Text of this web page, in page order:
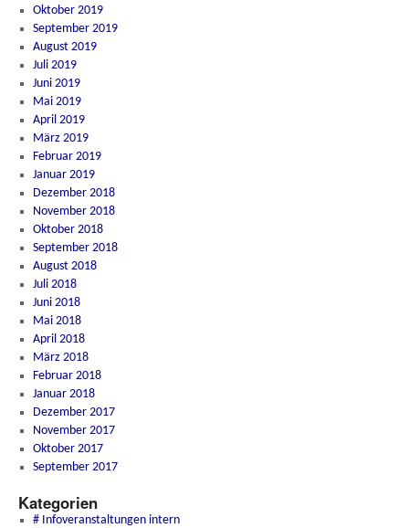
Oktober 2019
September 2019
August 2019
Juli 2019
Juni 2019
Mai 2019
April 2019
März 2019
Februar 2019
Januar 2019
Dezember 2018
November 2018
Oktober 2018
September 2018
August 2018
Juli 2018
Juni 2018
Mai 2018
April 2018
März 2018
Februar 2018
Januar 2018
Dezember 2017
November 2017
Oktober 2017
September 2017
Kategorien
# Infoveranstaltungen intern